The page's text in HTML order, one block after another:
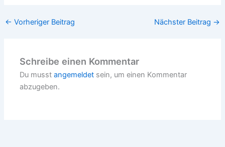
← Vorheriger Beitrag Nächster Beitrag →
Schreibe einen Kommentar
Du musstangemeldet sein, um einen Kommentar
abzugeben.